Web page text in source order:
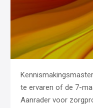
te ervaren of de 7-
Aanrader voor